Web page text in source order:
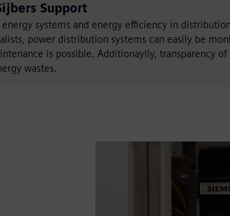
Support
systems and energy efficiency in
power distribution systems can easily be
is possible. Additionaylly, transparency
wastes.